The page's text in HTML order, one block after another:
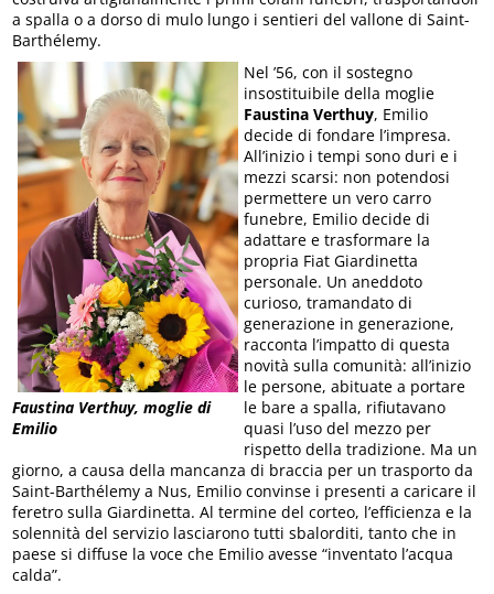
a spalla o a dorso di mulo lungo i sentieri del vallone di Saint-
Barthélemy.
Faustina Verthuy, moglie di
Emilio
Nel ’56, con il sostegno
insostituibile della moglie
Faustina Verthuy, Emilio
decide di fondare l’impresa.
All’inizio i tempi sono duri e i
mezzi scarsi: non potendosi
permettere un vero carro
funebre, Emilio decide di
adattare e trasformare la
propria Fiat Giardinetta
personale. Un aneddoto
curioso, tramandato di
generazione in generazione,
racconta l’impatto di questa
novità sulla comunità: all’inizio
le persone, abituate a portare
le bare a spalla, rifiutavano
quasi l’uso del mezzo per
rispetto della tradizione. Ma un
giorno, a causa della mancanza di braccia per un trasporto da
Saint-Barthélemy a Nus, Emilio convinse i presenti a caricare il
feretro sulla Giardinetta. Al termine del corteo, l’efficienza e la
solennità del servizio lasciarono tutti sbalorditi, tanto che in
paese si diffuse la voce che Emilio avesse “inventato l’acqua
calda”.